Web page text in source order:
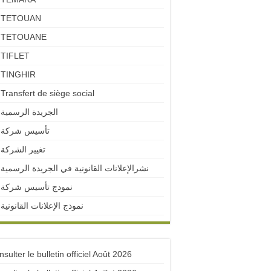
TETOUAN
TETOUANE
TIFLET
TINGHIR
Transfert de siège social
الجريدة الرسمية
تأسيس شركة
تغيير الشركة
نشرالإعلانات القانونية في الجريدة الرسمية
نمودج تأسيس شركة
نموذج الإعلانات القانونية
le bulletin officiel Août 2026